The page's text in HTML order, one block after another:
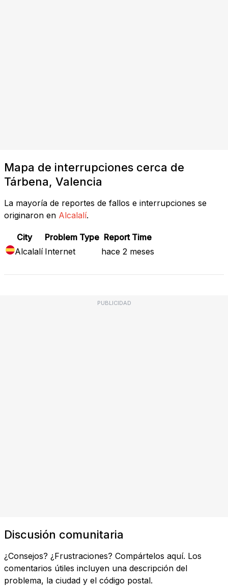
Mapa de interrupciones cerca de
Tárbena, Valencia
La mayoría de reportes de fallos e interrupciones se
originaron en Alcalalí.
City Problem Type Report Time
Alcalalí Internet hace 2 meses
PUBLICIDAD
Discusión comunitaria
¿Consejos? ¿Frustraciones? Compártelos aquí. Los
comentarios útiles incluyen una descripción del
problema, la ciudad y el código postal.